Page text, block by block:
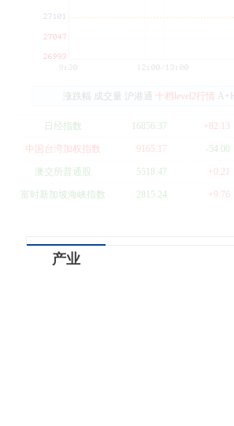
涨跌幅 成交量 沪港通 十档level2行情
日经指数 16856.37 +82.13
中国台湾加权指数 9165.17 -54.00
澳交所普通股 5518.47 +0.21
富时新加坡海峡指数 2815.24 +9.76
产业